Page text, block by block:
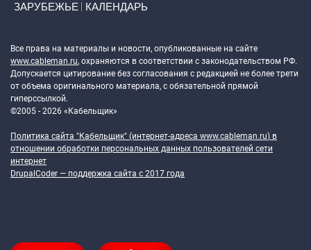
ЗАРУБЕЖЬЕ КАЛЕНДАРЬ
Все права на материалы и новости, опубликованные на сайте
www.cableman.ru, охраняются в соответствии с законодательством РФ.
Допускается цитирование без согласования с редакцией не более трети
от объема оригинального материала, с обязательной прямой
гиперссылкой.
©2005 - 2026 «Кабельщик»
Политика сайта "Кабельщик" (интернет-адреса www.cableman.ru) в
отношении обработки персональных данных пользователей сети
интернет
DrupalCoder — поддержка сайта c 2017 года